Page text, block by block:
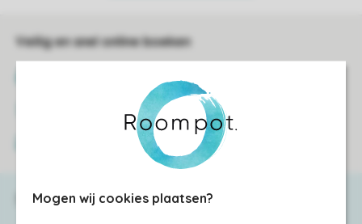
Mogen wij cookies plaatsen?
Veilig en snel online boeken
Veilige gegevensoverdracht
Service & contact